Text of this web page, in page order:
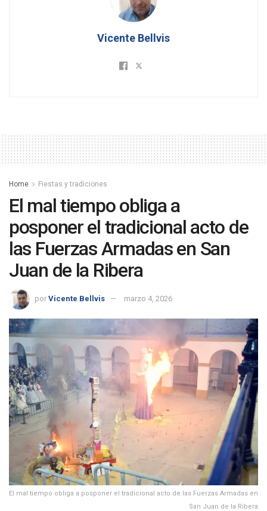
Vicente Bellvis
Home Fiestas y tradiciones
El mal tiempo obliga a
posponer el tradicional acto de
las Fuerzas Armadas en San
Juan de la Ribera
por Vicente Bellvis marzo 4, 2026
El mal tiempo obliga a posponer el tradicional acto de las Fuerzas Armadas en
San Juan de la Ribera